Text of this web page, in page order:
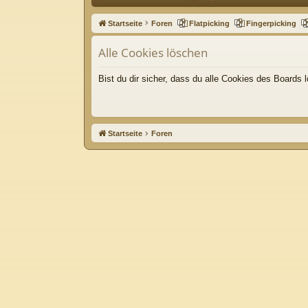
ne
llz
ug
riff
Startseite Foren Flatpicking Fingerpicking
Alle Cookies löschen
Bist du dir sicher, dass du alle Cookies des Boards
Startseite Foren